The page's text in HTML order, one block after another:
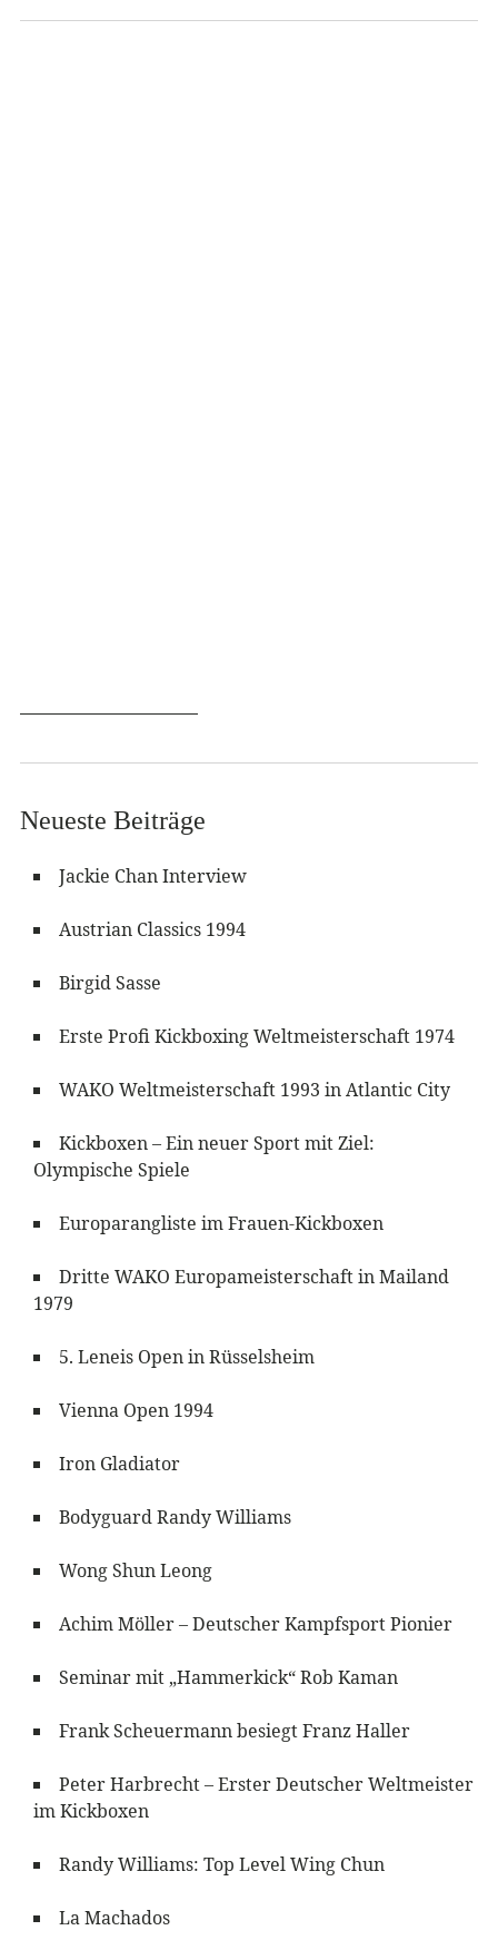
Neueste Beiträge
Jackie Chan Interview
Austrian Classics 1994
Birgid Sasse
Erste Profi Kickboxing Weltmeisterschaft 1974
WAKO Weltmeisterschaft 1993 in Atlantic City
Kickboxen – Ein neuer Sport mit Ziel:
Olympische Spiele
Europarangliste im Frauen-Kickboxen
Dritte WAKO Europameisterschaft in Mailand
1979
5. Leneis Open in Rüsselsheim
Vienna Open 1994
Iron Gladiator
Bodyguard Randy Williams
Wong Shun Leong
Achim Möller – Deutscher Kampfsport Pionier
Seminar mit „Hammerkick“ Rob Kaman
Frank Scheuermann besiegt Franz Haller
Peter Harbrecht – Erster Deutscher Weltmeister
im Kickboxen
Randy Williams: Top Level Wing Chun
La Machados